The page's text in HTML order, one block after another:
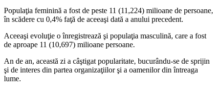
Populaţia feminină a fost de peste 11 (11,224) milioane de persoane,
în scădere cu 0,4% faţă de aceeaşi dată a anului precedent.
Aceeaşi evoluţie o înregistrează şi populaţia masculină, care a fost
de aproape 11 (10,697) milioane persoane.
An de an, această zi a câştigat popularitate, bucurându-se de sprijin
şi de interes din partea organizaţiilor şi a oamenilor din întreaga
lume.